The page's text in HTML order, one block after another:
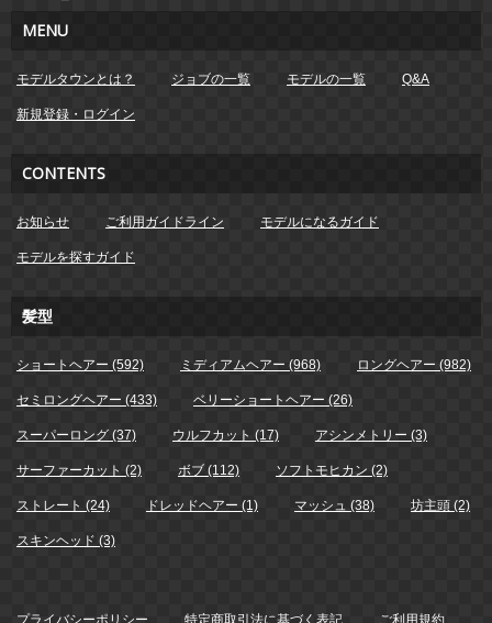
MENU
モデルタウンとは？ ジョブの一覧 モデルの一覧 Q&A
新規登録・ログイン
CONTENTS
お知らせ ご利用ガイドライン モデルになるガイド
モデルを探すガイド
髪型
ショートヘアー (592) ミディアムヘアー (968) ロングヘアー (982)
セミロングヘアー (433) ベリーショートヘアー (26)
スーパーロング (37) ウルフカット (17) アシンメトリー (3)
サーファーカット (2) ボブ (112) ソフトモヒカン (2)
ストレート (24) ドレッドヘアー (1) マッシュ (38) 坊主頭 (2)
スキンヘッド (3)
プライバシーポリシー 特定商取引法に基づく表記 ご利用規約